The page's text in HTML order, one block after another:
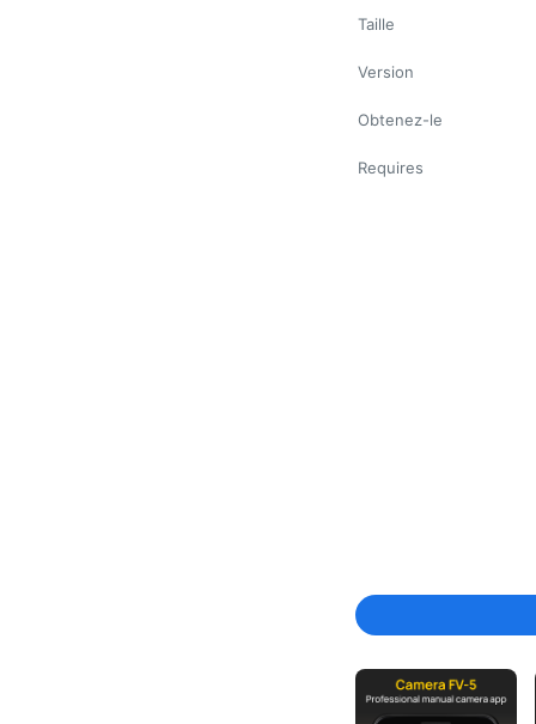
Taille
Version
Obtenez-le
Requires